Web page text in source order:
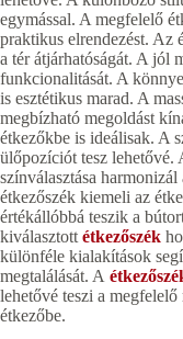
egymással. A megfelelő
praktikus elrendezést. Az
a tér átjárhatóságát. A jól
funkcionalitását. A
is esztétikus marad. A
megbízható megoldást
étkezőkbe is ideálisak. A
ülőpozíciót tesz lehetővé.
színválasztása
étkezőszék kiemeli az
értékállóbbá teszik a
kiválasztott étkezőszék
különféle kialakítások
megtalálását. A
lehetővé teszi a
étkezőbe.